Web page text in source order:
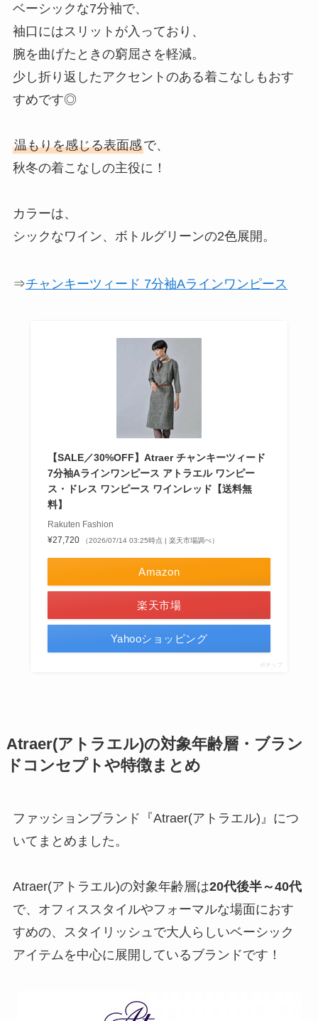
ベーシックな7分袖で、
袖口にはスリットが入っており、
腕を曲げたときの窮屈さを軽減。
少し折り返したアクセントのある着こなしもおす
すめです◎
温もりを感じる表面感で、
秋冬の着こなしの主役に！
カラーは、
シックなワイン、ボトルグリーンの2色展開。
⇒チャンキーツィード 7分袖Aラインワンピース
【SALE／30%OFF】Atraer チャンキーツィード
7分袖Aラインワンピース アトラエル ワンピー
ス・ドレス ワンピース ワインレッド【送料無
料】
Rakuten Fashion
¥27,720
（2026/07/14 03:25時点 | 楽天市場調べ）
Amazon
楽天市場
Yahooショッピング
ポチップ
Atraer(アトラエル)の対象年齢層・ブラン
ドコンセプトや特徴まとめ
ファッションブランド『Atraer(アトラエル)』につ
いてまとめました。
Atraer(アトラエル)の対象年齢層は20代後半～40代
で、オフィススタイルやフォーマルな場面におす
すめの、スタイリッシュで大人らしいベーシック
アイテムを中心に展開しているブランドです！